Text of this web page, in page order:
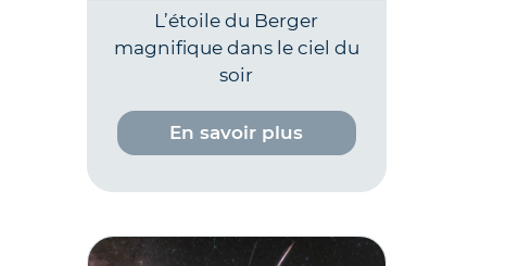
L’étoile du Berger
magnifique dans le ciel du
soir
En savoir plus